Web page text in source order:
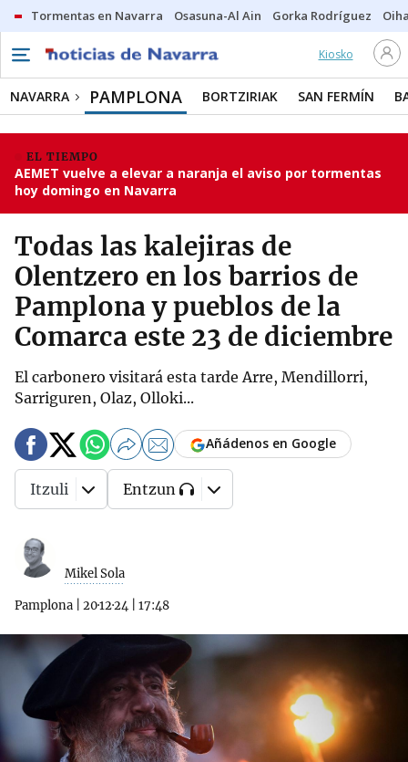
Tormentas en Navarra Osasuna-Al Ain Gorka Rodríguez
Kiosko
NAVARRA PAMPLONA BORTZIRIAK SAN FERMÍN
EL TIEMPO
AEMET vuelve a elevar a naranja el aviso por tormentas
hoy domingo en Navarra
Todas las kalejiras de
Olentzero en los barrios de
Pamplona y pueblos de la
Comarca este 23 de diciembre
El carbonero visitará esta tarde Arre, Mendillorri,
Sarriguren, Olaz, Olloki...
Mikel Sola
Pamplona 20·12·24 17:48
Añádenos en Google
Itzuli Entzun